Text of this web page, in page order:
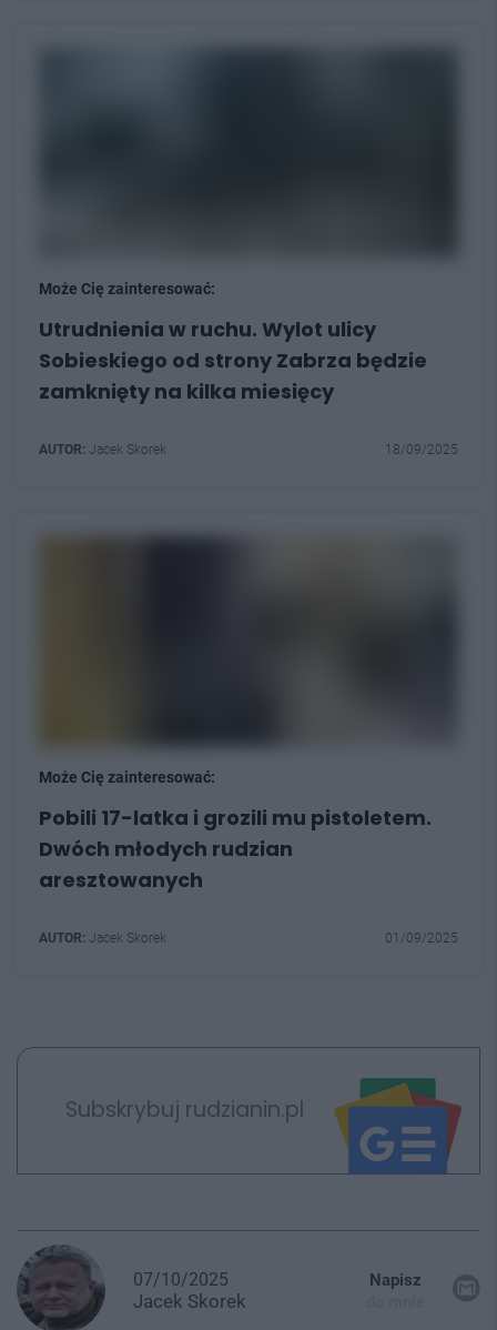
Może Cię zainteresować:
Utrudnienia w ruchu. Wylot ulicy
Sobieskiego od strony Zabrza będzie
zamknięty na kilka miesięcy
AUTOR: Jacek Skorek 18/09/2025
Może Cię zainteresować:
Pobili 17-latka i grozili mu pistoletem.
Dwóch młodych rudzian
aresztowanych
AUTOR: Jacek Skorek 01/09/2025
Subskrybuj rudzianin.pl
07/10/2025
Jacek Skorek
Napisz